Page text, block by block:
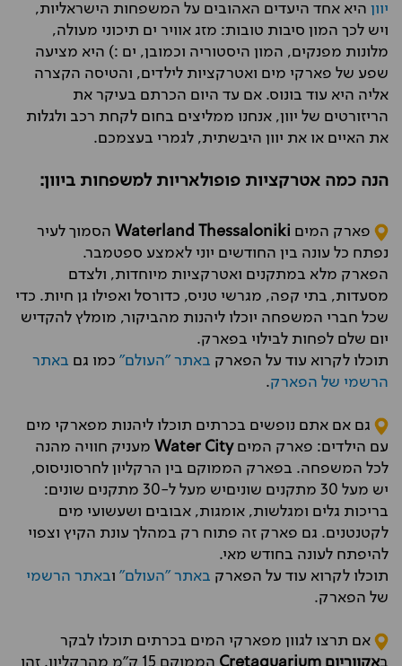
יוון היא אחד היעדים האהובים על המשפחות הישראליות,
ויש לכך המון סיבות טובות: מזג אוויר ים תיכוני מעולה,
מלונות מפנקים, המון היסטוריה וכמובן, ים :) היא מציעה
שפע של פארקי מים ואטרקציות לילדים, והטיסה הקצרה
אליה היא עוד בונוס. אם עד היום הכרתם בעיקר את
הריזורטים של יוון, אנחנו ממליצים בחום לקחת רכב ולגלות
את האיים או את יוון היבשתית, לגמרי בעצמכם.
הנה כמה אטרקציות פופולאריות למשפחות ביוון:
פארק המים Waterland Thessaloniki הסמוך לעיר
נפתח כל עונה בין החודשים יוני לאמצע ספטמבר.
הפארק מלא במתקנים ואטרקציות מיוחדות, ולצדם
מסעדות, בתי קפה, מגרשי טניס, כדורסל ואפילו גן חיות. כדי
שכל חברי המשפחה יוכלו ליהנות מהביקור, מומלץ להקדיש
יום שלם לפחות לבילוי בפארק.
תוכלו לקרוא עוד על הפארק באתר "העולם" כמו גם באתר
הרשמי של הפארק.
גם אם אתם נופשים בכרתים תוכלו ליהנות מפארקי מים
עם הילדים: פארק המיםWater City מעניק חוויה מהנה
לכל המשפחה. בפארק הממוקם בין הרקליון לחרסוניסוס,
יש מעל 30 מתקנים שוניםיש מעל ל-30 מתקנים שונים:
בריכות גלים ומגלשות, אומגות, אבובים ושעשועי מים
לקטנטנים. גם פארק זה פתוח רק במהלך עונת הקיץ וצפוי
להיפתח לעונה בחודש מאי.
תוכלו לקרוא עוד על הפארק באתר "העולם" ובאתר הרשמי
של הפארק.
אם תרצו לגוון מפארקי המים בכרתים תוכלו לבקר